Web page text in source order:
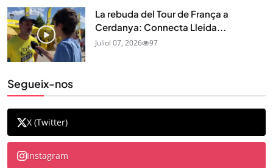
La rebuda del Tour de França a
Cerdanya: Connecta Lleida...
Juliol 07, 2026 97
Segueix-nos
X (Twitter)
Instagram